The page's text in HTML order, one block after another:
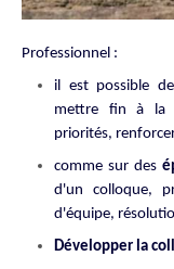
Professionnel :
il est possible
mettre fin à la
priorités,
comme sur des
d'un colloque,
d'équipe,
Développer la